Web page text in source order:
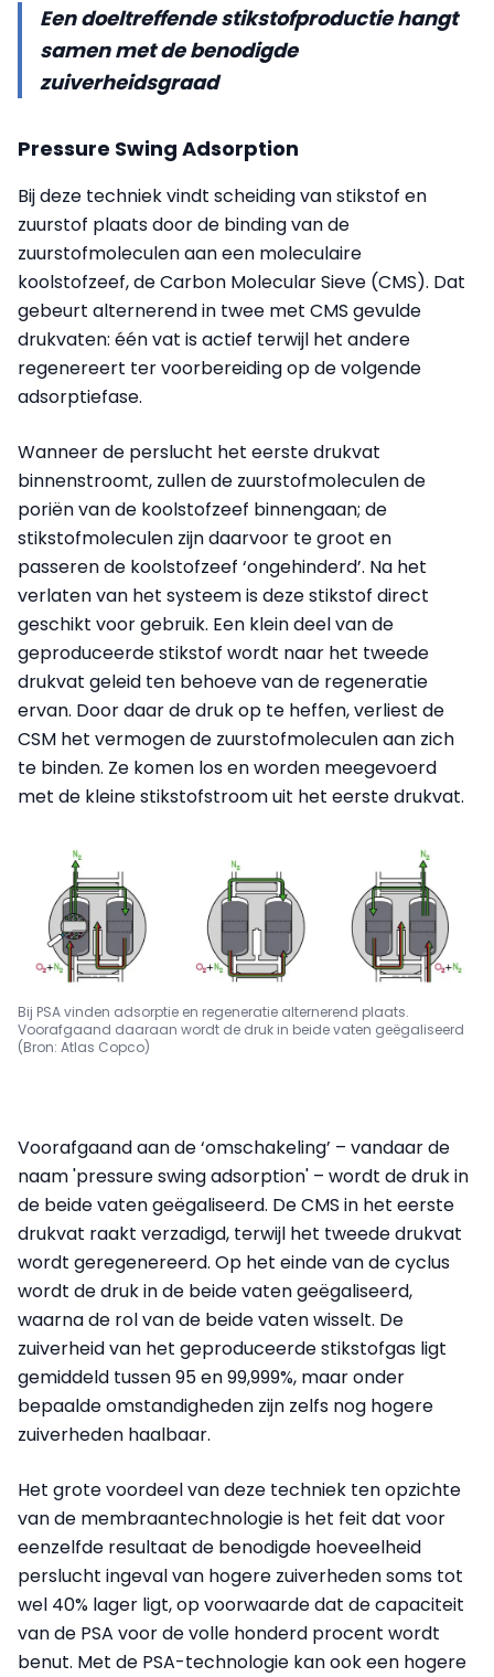
Een doeltreffende stikstofproductie hangt
samen met de benodigde
zuiverheidsgraad
Pressure Swing Adsorption
Bij deze techniek vindt scheiding van stikstof en
zuurstof plaats door de binding van de
zuurstofmoleculen aan een moleculaire
koolstofzeef, de Carbon Molecular Sieve (CMS). Dat
gebeurt alternerend in twee met CMS gevulde
drukvaten: één vat is actief terwijl het andere
regenereert ter voorbereiding op de volgende
adsorptiefase.
Wanneer de perslucht het eerste drukvat
binnenstroomt, zullen de zuurstofmoleculen de
poriën van de koolstofzeef binnengaan; de
stikstofmoleculen zijn daarvoor te groot en
passeren de koolstofzeef ‘ongehinderd’. Na het
verlaten van het systeem is deze stikstof direct
geschikt voor gebruik. Een klein deel van de
geproduceerde stikstof wordt naar het tweede
drukvat geleid ten behoeve van de regeneratie
ervan. Door daar de druk op te heffen, verliest de
CSM het vermogen de zuurstofmoleculen aan zich
te binden. Ze komen los en worden meegevoerd
met de kleine stikstofstroom uit het eerste drukvat.
Bij PSA vinden adsorptie en regeneratie alternerend plaats.
Voorafgaand daaraan wordt de druk in beide vaten geëgaliseerd
(Bron: Atlas Copco)
Voorafgaand aan de ‘omschakeling’ – vandaar de
naam 'pressure swing adsorption' – wordt de druk in
de beide vaten geëgaliseerd. De CMS in het eerste
drukvat raakt verzadigd, terwijl het tweede drukvat
wordt geregenereerd. Op het einde van de cyclus
wordt de druk in de beide vaten geëgaliseerd,
waarna de rol van de beide vaten wisselt. De
zuiverheid van het geproduceerde stikstofgas ligt
gemiddeld tussen 95 en 99,999%, maar onder
bepaalde omstandigheden zijn zelfs nog hogere
zuiverheden haalbaar.
Het grote voordeel van deze techniek ten opzichte
van de membraantechnologie is het feit dat voor
eenzelfde resultaat de benodigde hoeveelheid
perslucht ingeval van hogere zuiverheden soms tot
wel 40% lager ligt, op voorwaarde dat de capaciteit
van de PSA voor de volle honderd procent wordt
benut. Met de PSA-technologie kan ook een hogere